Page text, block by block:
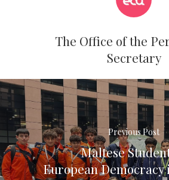
The Office of the
Secretary
Previous Post
Maltese
European